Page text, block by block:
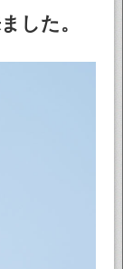
した。